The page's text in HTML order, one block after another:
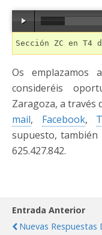
Sección ZC en T4
Os emplazamos
consideréis
Zaragoza, a través
mail, Facebook,
supuesto,
625.427.842.
Entrada Anterior
Nuevas Respuestas